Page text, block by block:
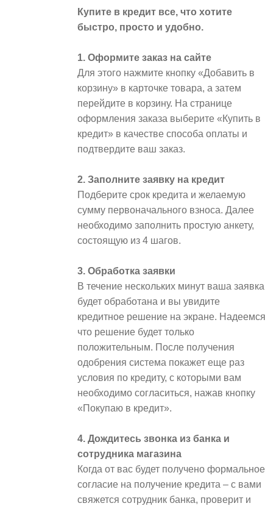
Купите в кредит все, что хотите
быстро, просто и удобно.
1. Оформите заказ на сайте
Для этого нажмите кнопку «Добавить в
корзину» в карточке товара, а затем
перейдите в корзину. На странице
оформления заказа выберите «Купить в
кредит» в качестве способа оплаты и
подтвердите ваш заказ.
2. Заполните заявку на кредит
Подберите срок кредита и желаемую
сумму первоначального взноса. Далее
необходимо заполнить простую анкету,
состоящую из 4 шагов.
3. Обработка заявки
В течение нескольких минут ваша заявка
будет обработана и вы увидите
кредитное решение на экране.
что решение будет только
положительным. После получения
одобрения система покажет еще раз
условия по кредиту, с которыми вам
необходимо согласиться, нажав кнопку
«Покупаю в кредит».
4. Дождитесь звонка из банка и
сотрудника магазина
Когда от вас будет получено формальное
согласие на получение кредита – с вами
свяжется сотрудник банка, проверит и